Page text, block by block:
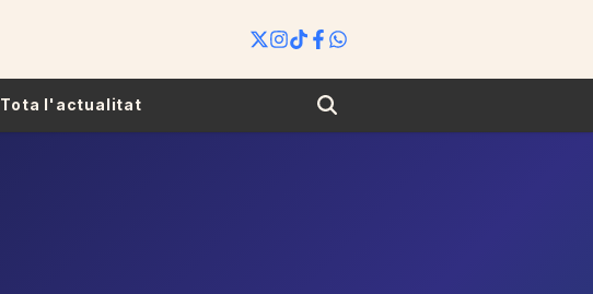
Tota l'actualitat Search